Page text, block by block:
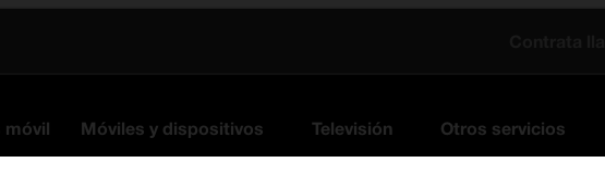
móvil Móviles y dispositivos Televisión Otros servicios